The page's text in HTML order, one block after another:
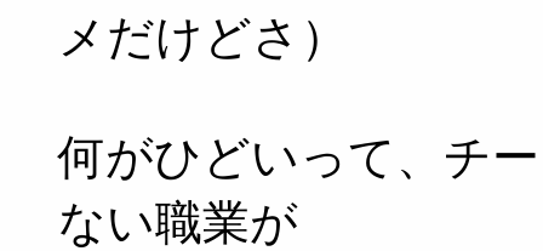
メだけどさ）
何がひどいって、チ
ない職業が